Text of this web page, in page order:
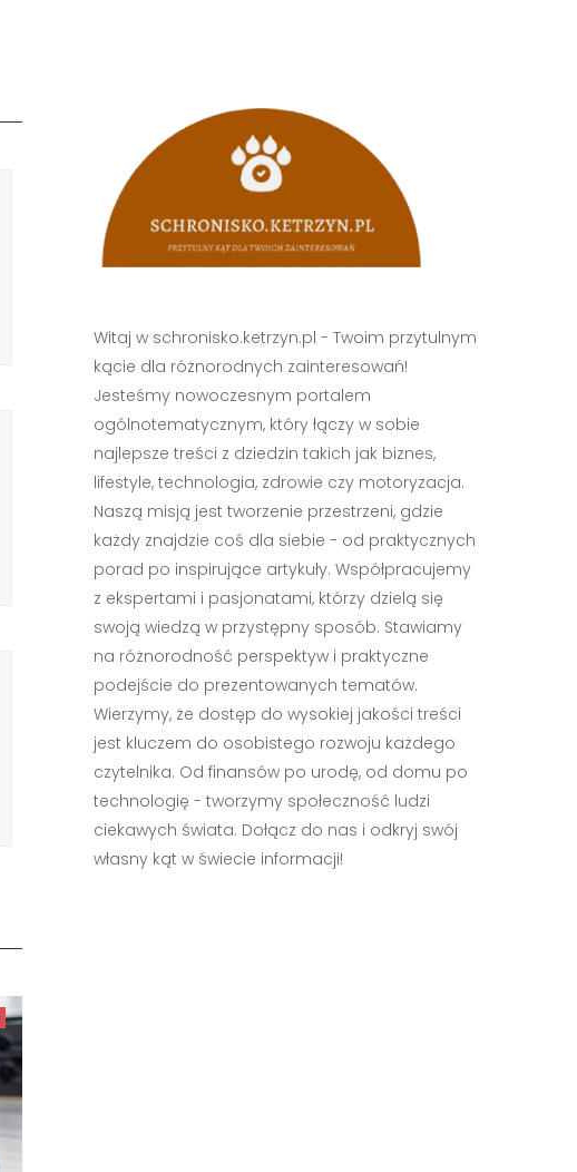
Witaj w schronisko.ketrzyn.pl - Twoim przytulnym
kącie dla różnorodnych zainteresowań!
Jesteśmy nowoczesnym portalem
ogólnotematycznym, który łączy w sobie
najlepsze treści z dziedzin takich jak biznes,
lifestyle, technologia, zdrowie czy motoryzacja.
Naszą misją jest tworzenie przestrzeni, gdzie
każdy znajdzie coś dla siebie - od praktycznych
porad po inspirujące artykuły. Współpracujemy
z ekspertami i pasjonatami, którzy dzielą się
swoją wiedzą w przystępny sposób. Stawiamy
na różnorodność perspektyw i praktyczne
podejście do prezentowanych tematów.
Wierzymy, że dostęp do wysokiej jakości treści
jest kluczem do osobistego rozwoju każdego
czytelnika. Od finansów po urodę, od domu po
technologię - tworzymy społeczność ludzi
ciekawych świata. Dołącz do nas i odkryj swój
własny kąt w świecie informacji!